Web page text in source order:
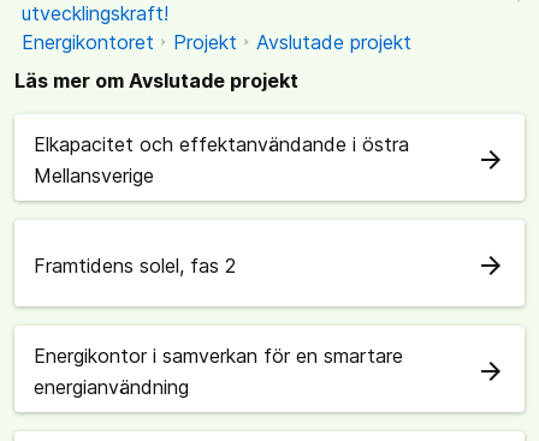
utvecklingskraft!
Energikontoret
Projekt
Avslutade projekt
Läs mer om Avslutade projekt
Elkapacitet och effektanvändande i östra
Mellansverige
arrow_forward
Framtidens solel, fas 2 arrow_forward
Energikontor i samverkan för en smartare
energianvändning
arrow_forward